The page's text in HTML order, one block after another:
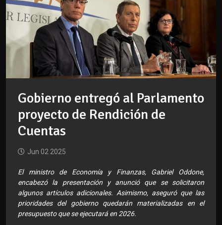
Gobierno entregó al Parlamento
proyecto de Rendición de
Cuentas
Jun 02 2025
El ministro de Economía y Finanzas, Gabriel Oddone,
encabezó la presentación y anunció que se solicitaron
algunos artículos adicionales. Asimismo, aseguró que las
prioridades del gobierno quedarán materializadas en el
presupuesto que se ejecutará en 2026.